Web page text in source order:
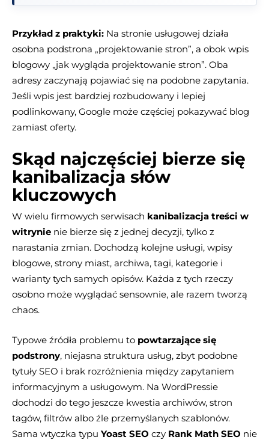
Przykład z praktyki: Na stronie usługowej działa
osobna podstrona „projektowanie stron”, a obok wpis
blogowy „jak wygląda projektowanie stron”. Oba
adresy zaczynają pojawiać się na podobne zapytania.
Jeśli wpis jest bardziej rozbudowany i lepiej
podlinkowany, Google może częściej pokazywać blog
zamiast oferty.
Skąd najczęściej bierze się
kanibalizacja słów
kluczowych
W wielu firmowych serwisach kanibalizacja treści w
witrynie nie bierze się z jednej decyzji, tylko z
narastania zmian. Dochodzą kolejne usługi, wpisy
blogowe, strony miast, archiwa, tagi, kategorie i
warianty tych samych opisów. Każda z tych rzeczy
osobno może wyglądać sensownie, ale razem tworzą
chaos.
Typowe źródła problemu to powtarzające się
podstrony, niejasna struktura usług, zbyt podobne
tytuły SEO i brak rozróżnienia między zapytaniem
informacyjnym a usługowym. Na WordPressie
dochodzi do tego jeszcze kwestia archiwów, stron
tagów, filtrów albo źle przemyślanych szablonów.
Sama wtyczka typu Yoast SEO czy Rank Math SEO nie